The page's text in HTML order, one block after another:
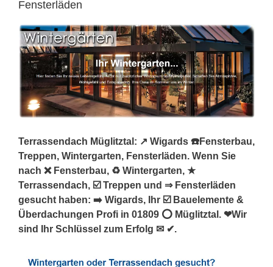
Fensterläden
Terrassendach Müglitztal: ↗️ Wigards ☎️Fensterbau,
Treppen, Wintergarten, Fensterläden. Wenn Sie
nach ❌ Fensterbau, ♻ Wintergarten, ★
Terrassendach, ☑️ Treppen und ⇒ Fensterläden
gesucht haben: ➡️ Wigards, Ihr ☑️ Bauelemente &
Überdachungen Profi in 01809 ⭕ Müglitztal. ❤Wir
sind Ihr Schlüssel zum Erfolg ✉ ✔.